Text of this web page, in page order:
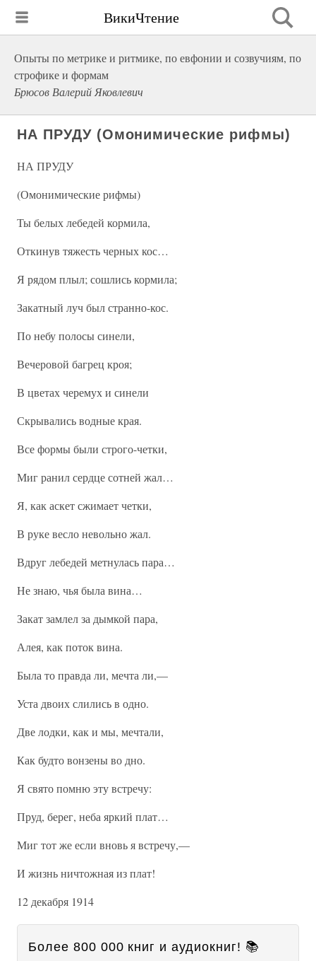
ВикиЧтение
Опыты по метрике и ритмике, по евфонии и созвучиям, по
строфике и формам
Брюсов Валерий Яковлевич
НА ПРУДУ (Омонимические рифмы)
НА ПРУДУ
(Омонимические рифмы)
Ты белых лебедей кормила,
Откинув тяжесть черных кос…
Я рядом плыл; сошлись кормила;
Закатный луч был странно-кос.
По небу полосы синели,
Вечеровой багрец кроя;
В цветах черемух и синели
Скрывались водные края.
Все формы были строго-четки,
Миг ранил сердце сотней жал…
Я, как аскет сжимает четки,
В руке весло невольно жал.
Вдруг лебедей метнулась пара…
Не знаю, чья была вина…
Закат замлел за дымкой пара,
Алея, как поток вина.
Была то правда ли, мечта ли,—
Уста двоих слились в одно.
Две лодки, как и мы, мечтали,
Как будто вонзены во дно.
Я свято помню эту встречу:
Пруд, берег, неба яркий плат…
Миг тот же если вновь я встречу,—
И жизнь ничтожная из плат!
12 декабря 1914
Более 800 000 книг и аудиокниг! 📚